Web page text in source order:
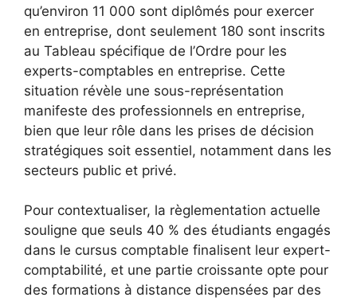
qu’environ 11 000 sont diplômés pour exercer
en entreprise, dont seulement 180 sont inscrits
au Tableau spécifique de l’Ordre pour les
experts-comptables en entreprise. Cette
situation révèle une sous-représentation
manifeste des professionnels en entreprise,
bien que leur rôle dans les prises de décision
stratégiques soit essentiel, notamment dans les
secteurs public et privé.
Pour contextualiser, la règlementation actuelle
souligne que seuls 40 % des étudiants engagés
dans le cursus comptable finalisent leur expert-
comptabilité, et une partie croissante opte pour
des formations à distance dispensées par des